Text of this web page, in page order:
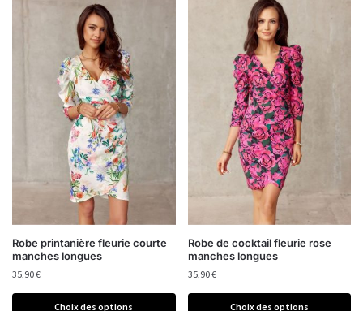
Robe printanière fleurie courte
manches longues
35,90€
Choix des options
Robe de cocktail fleurie rose
manches longues
35,90€
Choix des options